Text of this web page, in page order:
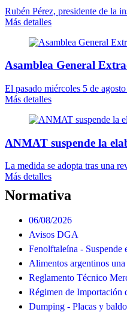
Rubén Pérez, presidente de la
Más detalles
Asamblea General
El pasado miércoles 5 de
Más detalles
ANMAT suspende la
La medida se adopta tras una
Más detalles
Normativa
06/08/2026
Avisos DGA
Fenolftaleína -
Alimentos argentinos
Reglamento Técnico
Régimen de Importación
Dumping - Placas y